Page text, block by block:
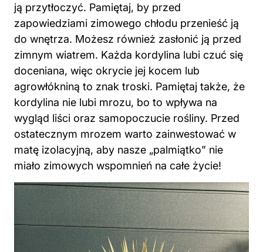
ją przytłoczyć. Pamiętaj, by przed
zapowiedziami zimowego chłodu przenieść ją
do wnętrza. Możesz również zasłonić ją przed
zimnym wiatrem. Każda kordylina lubi czuć się
doceniana, więc okrycie jej kocem lub
agrowłókniną to znak troski. Pamiętaj także, że
kordylina nie lubi mrozu, bo to wpływa na
wygląd liści oraz samopoczucie rośliny. Przed
ostatecznym mrozem warto zainwestować w
matę izolacyjną, aby nasze „palmiątko” nie
miało zimowych wspomnień na całe życie!